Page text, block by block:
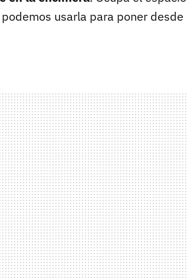
usarla para poner desde